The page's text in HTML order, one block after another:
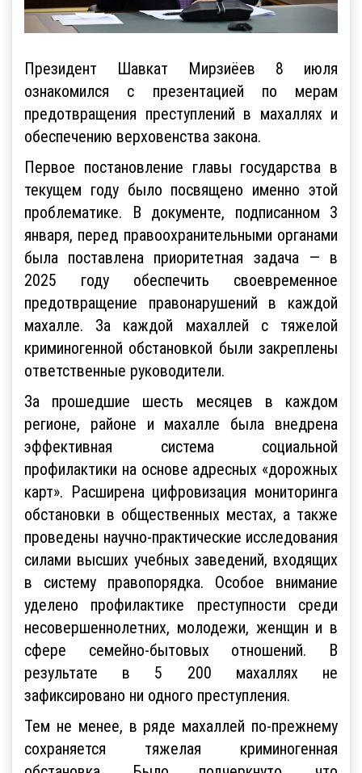
Президент Шавкат Мирзиёев 8 июля
ознакомился с презентацией по мерам
предотвращения преступлений в махаллях и
обеспечению верховенства закона.
Первое постановление главы государства в
текущем году было посвящено именно этой
проблематике. В документе, подписанном 3
января, перед правоохранительными органами
была поставлена приоритетная задача — в
2025 году обеспечить своевременное
предотвращение правонарушений в каждой
махалле. За каждой махаллей с тяжелой
криминогенной обстановкой были закреплены
ответственные руководители.
За прошедшие шесть месяцев в каждом
регионе, районе и махалле была внедрена
эффективная система социальной
профилактики на основе адресных «дорожных
карт». Расширена цифровизация мониторинга
обстановки в общественных местах, а также
проведены научно-практические исследования
силами высших учебных заведений, входящих
в систему правопорядка. Особое внимание
уделено профилактике преступности среди
несовершеннолетних, молодежи, женщин и в
сфере семейно-бытовых отношений. В
результате в 5 200 махаллях не
зафиксировано ни одного преступления.
Тем не менее, в ряде махаллей по-прежнему
сохраняется тяжелая криминогенная